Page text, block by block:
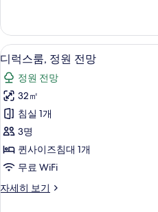
진
모
두
보
기
룸,
정
원
전
망
자
세
히
보
기
디
럭
스
룸,
정
원
전
망
사
7
디럭스룸, 정원 전망
정원 전망
32㎡
침실 1개
3명
퀸사이즈침대 1개
무료 WiFi
자세히 보기
디